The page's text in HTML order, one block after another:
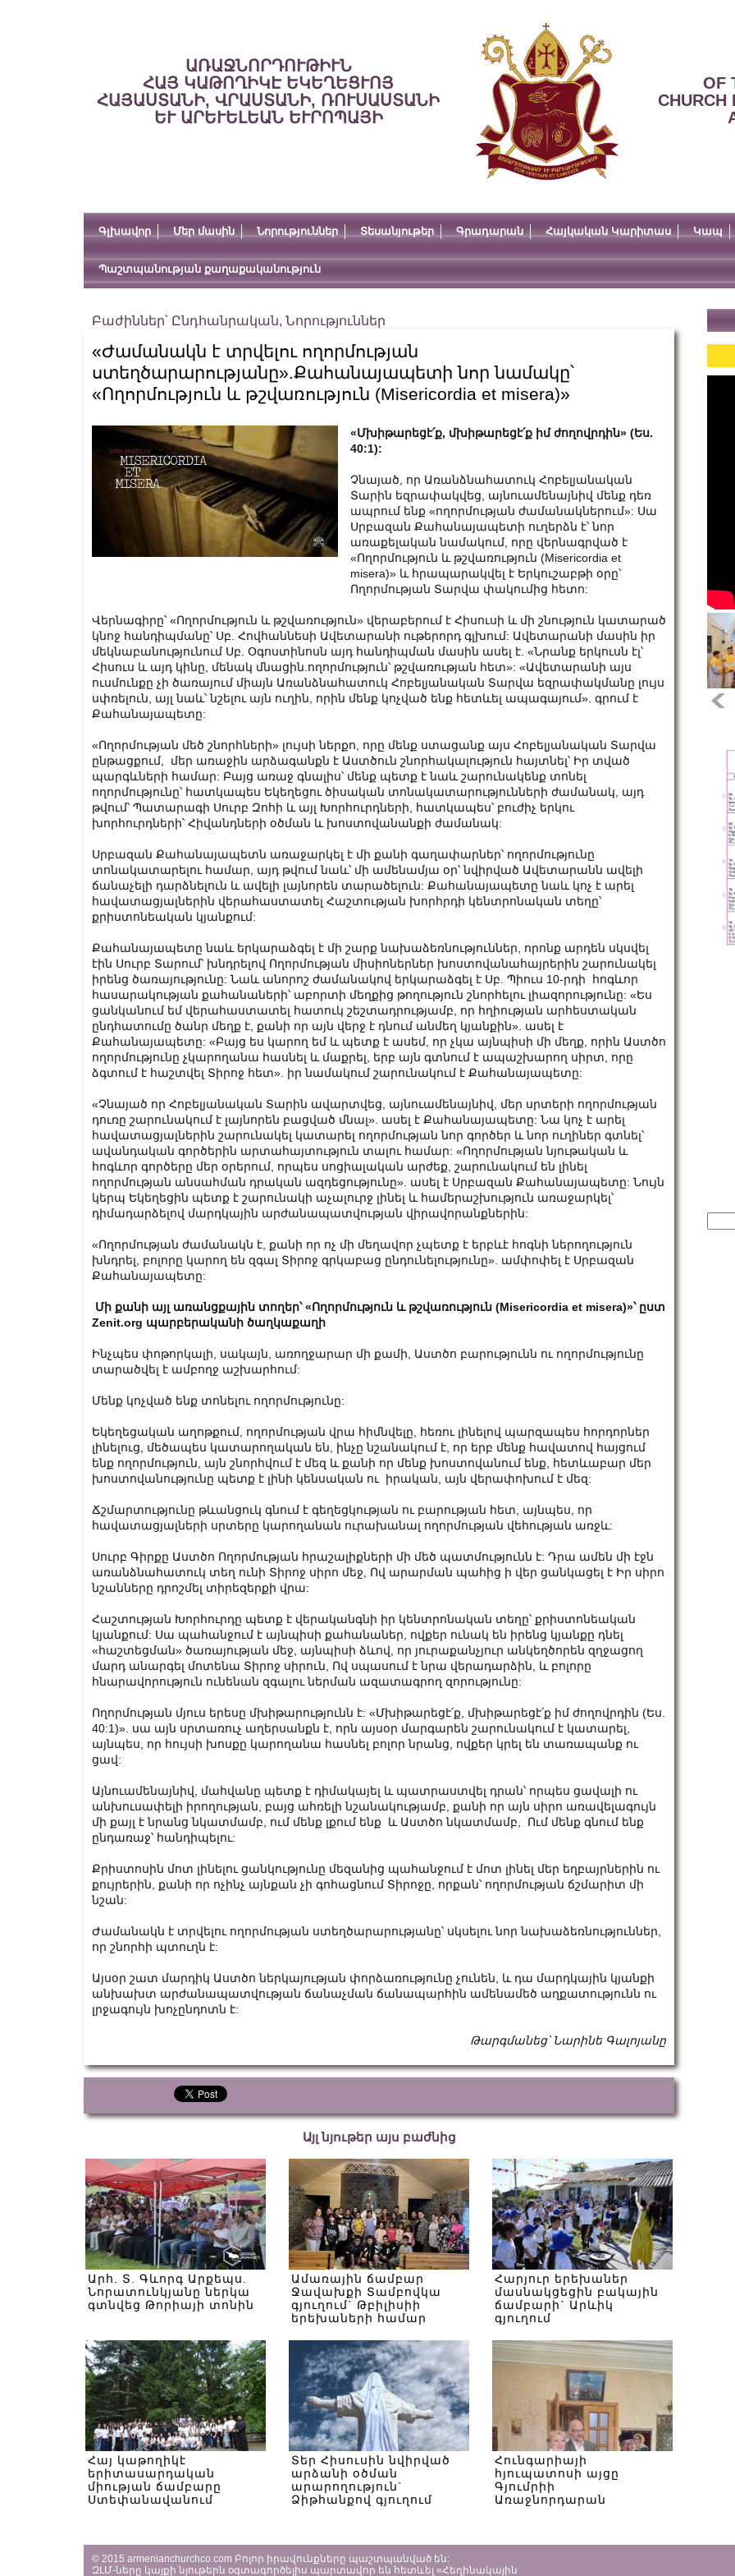
ԱՌԱՋՆՈՐԴՈՒԹԻՒՆ
ՀԱՅ ԿԱԹՈՂԻԿԷ ԵԿԵՂԵՑՒՈՅ
ՀԱՅԱՍՏԱՆԻ, ՎՐԱՍՏԱՆԻ, ՌՈՒՍԱՍՏԱՆԻ
ԵՒ ԱՐԵՒԵԼԵԱՆ ԵՒՐՈՊԱՅԻ
OF
CHURCH
Գլխավոր Մեր մասին Նորություններ Տեսանյութեր Գրադարան Հայկական Կարիտաս Կապ
Պաշտպանության քաղաքականություն
Բաժիններ՝ Ընդհանրական, Նորություններ
«Ժամանակն է տրվելու ողորմության
ստեղծարարությանը».Քահանայապետի նոր նամակը՝
«Ողորմություն և թշվառություն (Misericordia et misera)»
«Մխիթարեցէ՛ք, մխիթարեցէ՛ք իմ ժողովրդին» (Ես.
40:1):
Չնայած, որ Առանձնահատուկ Հոբելյանական
Տարին եզրափակվեց, այնուամենայնիվ մենք դեռ
ապրում ենք «ողորմության ժամանակներում»: Սա
Սրբազան Քահանայապետի ուղերձն է՝ նոր
առաքելական նամակում, որը վերնագրված է
«Ողորմություն և թշվառություն (Misericordia et
misera)» և հրապարակվել է Երկուշաբթի օրը՝
Ողորմության Տարվա փակումից հետո:
Վերնագիրը՝ «Ողորմություն և թշվառություն» վերաբերում է Հիսուսի և մի շնություն կատարած
կնոջ հանդիպմանը՝ Սբ. Հովհաննեսի Ավետարանի ութերորդ գլխում: Ավետարանի մասին իր
մեկնաբանությունում Սբ. Օգոստինոսն այդ հանդիպման մասին ասել է. «Նրանք երկուսն էլ՝
Հիսուս և այդ կինը, մենակ մնացին.ողորմություն՝ թշվառության հետ»: «Ավետարանի այս
ուսմունքը չի ծառայում միայն Առանձնահատուկ Հոբելյանական Տարվա եզրափակմանը լույս
սփռելուն, այլ նաև՝ նշելու այն ուղին, որին մենք կոչված ենք հետևել ապագայում». գրում է
Քահանայապետը:
«Ողորմության մեծ շնորհների» լույսի ներքո, որը մենք ստացանք այս Հոբելյանական Տարվա
ընթացքում, մեր առաջին արձագանքն է Աստծուն շնորհակալություն հայտնել՝ Իր տված
պարգևների համար: Բայց առաջ գնալիս՝ մենք պետք է նաև շարունակենք տոնել
ողորմությունը՝ հատկապես Եկեղեցու ծիսական տոնակատարությունների ժամանակ, այդ
թվում՝ Պատարագի Սուրբ Զոհի և այլ Խորհուրդների, հատկապես՝ բուժիչ երկու
խորհուրդների՝ Հիվանդների օծման և խոստովանանքի ժամանակ:
Սրբազան Քահանայապետն առաջարկել է մի քանի գաղափարներ՝ ողորմությունը
տոնակատարելու համար, այդ թվում նաև՝ մի ամենամյա օր՝ նվիրված Ավետարանն ավելի
ճանաչելի դարձնելուն և ավելի լայնորեն տարածելուն: Քահանայապետը նաև կոչ է արել
հավատացյալներին վերահաստատել Հաշտության խորհրդի կենտրոնական տեղը՝
քրիստոնեական կյանքում:
Քահանայապետը նաև երկարաձգել է մի շարք նախաձեռնություններ, որոնք արդեն սկսվել
էին Սուրբ Տարում՝ խնդրելով Ողորմության միսիոներներ խոստովանահայրերին շարունակել
իրենց ծառայությունը: Նաև անորոշ ժամանակով երկարաձգել է Սբ. Պիուս 10-րդի հոգևոր
հասարակության քահանաների՝ աբորտի մեղքից թողություն շնորհելու լիազորությունը: «Ես
ցանկանում եմ վերահաստատել հատուկ շեշտադրությամբ, որ հղիության արհեստական
ընդհատումը ծանր մեղք է, քանի որ այն վերջ է դնում անմեղ կյանքին». ասել է
Քահանայապետը: «Բայց ես կարող եմ և պետք է ասեմ, որ չկա այնպիսի մի մեղք, որին Աստծո
ողորմությունը չկարողանա հասնել և մաքրել, երբ այն գտնում է ապաշխարող սիրտ, որը
ձգտում է հաշտվել Տիրոջ հետ». իր նամակում շարունակում է Քահանայապետը:
«Չնայած որ Հոբելյանական Տարին ավարտվեց, այնուամենայնիվ, մեր սրտերի ողորմության
դուռը շարունակում է լայնորեն բացված մնալ». ասել է Քահանայապետը: Նա կոչ է արել
հավատացյալներին շարունակել կատարել ողորմության նոր գործեր և նոր ուղիներ գտնել՝
ավանդական գործերին արտահայտություն տալու համար: «Ողորմության նյութական և
հոգևոր գործերը մեր օրերում, որպես սոցիալական արժեք, շարունակում են լինել
ողորմության անսահման դրական ազդեցությունը». ասել է Սրբազան Քահանայապետը: Նույն
կերպ Եկեղեցին պետք է շարունակի աչալուրջ լինել և համերաշխություն առաջարկել՝
դիմադարձելով մարդկային արժանապատվության վիրավորանքներին:
«Ողորմության ժամանակն է, քանի որ ոչ մի մեղավոր չպետք է երբևէ հոգնի ներողություն
խնդրել, բոլորը կարող են զգալ Տիրոջ գրկաբաց ընդունելությունը». ամփոփել է Սրբազան
Քահանայապետը:
Մի քանի այլ առանցքային տողեր՝ «Ողորմություն և թշվառություն (Misericordia et misera)»՝ ըստ
Zenit.org պարբերականի ծաղկաքաղի
Ինչպես փոթորկալի, սակայն, առողջարար մի քամի, Աստծո բարությունն ու ողորմությունը
տարածվել է ամբողջ աշխարհում:
Մենք կոչված ենք տոնելու ողորմությունը:
Եկեղեցական աղոթքում, ողորմության վրա հիմնվելը, հեռու լինելով պարզապես հորդորներ
լինելուց, մեծապես կատարողական են, ինչը նշանակում է, որ երբ մենք հավատով հայցում
ենք ողորմություն, այն շնորհվում է մեզ և քանի որ մենք խոստովանում ենք, հետևաբար մեր
խոստովանությունը պետք է լինի կենսական ու իրական, այն վերափոխում է մեզ:
Ճշմարտությունը թևանցուկ գնում է գեղեցկության ու բարության հետ, այնպես, որ
հավատացյալների սրտերը կարողանան ուրախանալ ողորմության վեհության առջև:
Սուրբ Գիրքը Աստծո Ողորմության հրաշալիքների մի մեծ պատմությունն է: Դրա ամեն մի էջն
առանձնահատուկ տեղ ունի Տիրոջ սիրո մեջ, Ով արարման պահից ի վեր ցանկացել է Իր սիրո
նշանները դրոշմել տիրեզերքի վրա:
Հաշտության Խորհուրդը պետք է վերականգնի իր կենտրոնական տեղը՝ քրիստոնեական
կյանքում: Սա պահանջում է այնպիսի քահանաներ, ովքեր ունակ են իրենց կյանքը դնել
«հաշտեցման» ծառայության մեջ, այնպիսի ձևով, որ յուրաքանչյուր անկեղծորեն զղջացող
մարդ անարգել մոտենա Տիրոջ սիրուն, Ով սպասում է նրա վերադարձին, և բոլորը
հնարավորություն ունենան զգալու ներման ազատագրող զորությունը:
Ողորմության մյուս երեսը մխիթարությունն է: «Մխիթարեցէ՛ք, մխիթարեցէ՛ք իմ ժողովրդին (Ես.
40:1)». սա այն սրտառուչ աղերսանքն է, որն այսօր մարգարեն շարունակում է կատարել,
այնպես, որ հույսի խոսքը կարողանա հասնել բոլոր նրանց, ովքեր կրել են տառապանք ու
ցավ:
Այնուամենայնիվ, մահվանը պետք է դիմակայել և պատրաստվել դրան՝ որպես ցավալի ու
անխուսափելի իրողության, բայց ահռելի նշանակությամբ, քանի որ այն սիրո առավելագույն
մի քայլ է նրանց նկատմամբ, ում մենք լքում ենք և Աստծո նկատմամբ, Ում մենք գնում ենք
ընդառաջ՝ հանդիպելու:
Քրիստոսին մոտ լինելու ցանկությունը մեզանից պահանջում է մոտ լինել մեր եղբայրներին ու
քույրերին, քանի որ ոչինչ այնքան չի գոհացնում Տիրոջը, որքան՝ ողորմության ճշմարիտ մի
նշան:
Ժամանակն է տրվելու ողորմության ստեղծարարությանը՝ սկսելու նոր նախաձեռնություններ,
որ շնորհի պտուղն է:
Այսօր շատ մարդիկ Աստծո ներկայության փորձառությունը չունեն, և դա մարդկային կյանքի
անխախտ արժանապատվության ճանաչման ճանապարհին ամենամեծ աղքատությունն ու
լրջագույն խոչընդոտն է:
Թարգմանեց՝ Նարինե Գալոյանը
Այլ նյութեր այս բաժնից
Արհ. Տ. Գևորգ Արքեպս.
Նորատունկյանը ներկա
գտնվեց Թորիայի տոնին
Ամառային ճամբար
Ջավախքի Տամբովկա
գյուղում` Թբիլիսիի
երեխաների համար
Հարյուր երեխաներ
մասնակցեցին բակային
ճամբարի` Արևիկ
գյուղում
Հայ կաթողիկէ
երիտասարդական
միության ճամբարը
Ստեփանավանում
Տեր Հիսուսին նվիրված
արձանի օծման
արարողություն`
Ձիթհանքով գյուղում
Հունգարիայի
հյուպատոսի այցը
Գյումրիի
Առաջնորդարան
for:
© 2015 armenianchurchco.com Բոլոր իրավունքները պաշտպանված են:
ԶԼՄ-ները կայքի նյութերն օգտագործելիս պարտավոր են հետևել «Հեղինակային